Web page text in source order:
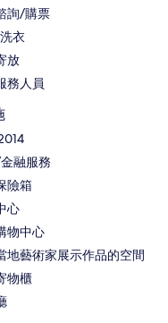
詢/購票
衣
放
務人員
融服務
險箱
心
物中心
地藝術家展示作品的空間
物櫃